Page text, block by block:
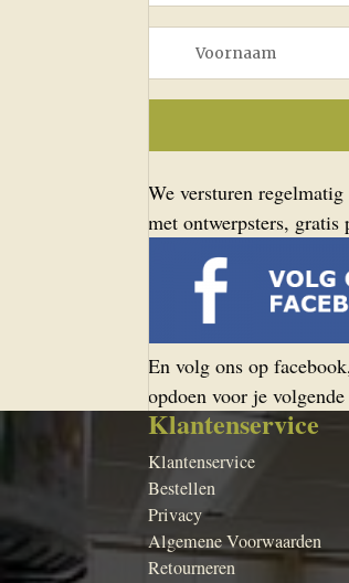
We versturen
met ontwerpsters, gratis
En volg ons op
opdoen voor je
Klantenservice
Klantenservice
Bestellen
Privacy
Algemene Voorwaarden
Retourneren